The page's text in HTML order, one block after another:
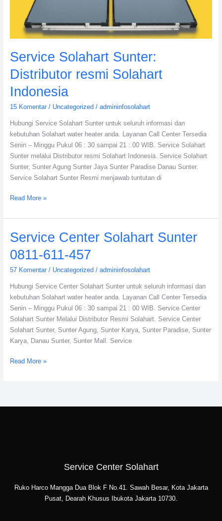
Service Solahart Sunter:
Distributor resmi Solahart
Indonesia
15 Komentar / Uncategorized / admininfosolahart
Hubungi Service Solahart Sunter untuk seluruh informasi dan
kebutuhan Solahart water heater anda. Layanan Call Center Tersedia
Senin – Minggu Pukul 06 : 30 sampai 21 : 00 WIB. Service Solahart
Sunter melalui Distributor resmi Solahart Indonesia. Service Solahart
Sunter, Sunter Agung Sunter Jaya Sunter Paradise Danau Sunter.
Service Solahart Sunter Resmi menjawab tuntutan di
Read More »
Service Center Solahart Sunter
0811-611-457
57 Komentar / Uncategorized / admininfosolahart
Hubungi Service Center Solahart Sunter untuk seluruh informasi dan
kebutuhan Solahart water heater anda. Layanan Call Center Tersedia
Senin – Minggu Pukul 06 : 30 sampai 21 : 00 WIB. Service Center
Solahart Sunter Melalui Distributor Resmi Solahart. Service Center
Solahart Sunter, Sunter Agung, Sunter Karya, Sunter Paradise, Sunter
Karya, Danau Sunter, Sunter Mall. Service
Service
Center
Solahart
Sunter
611-
457
Read More »
Service Center Solahart
Ruko Harco Mangga Dua Blok F No.41. Sawah Besar, Kota Jakarta
Pusat, Dearah Khusus Ibukota Jakarta 10730.